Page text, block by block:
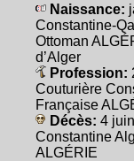
Naissance:
Constantine-
Ottoman
d’Alger
Profession:
Couturière
Française
Décès: 4
Constantine
ALGÉRIE